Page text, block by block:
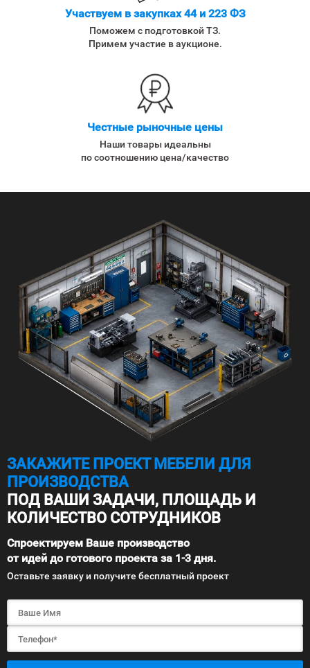
Участвуем в закупках 44 и 223 ФЗ
Поможем с подготовкой ТЗ.
Примем участие в аукционе.
Честные рыночные цены
Наши товары идеальны
по соотношению цена/качество
ЗАКАЖИТЕ ПРОЕКТ МЕБЕЛИ ДЛЯ
ПРОИЗВОДСТВА
ПОД ВАШИ ЗАДАЧИ, ПЛОЩАДЬ И
КОЛИЧЕСТВО СОТРУДНИКОВ
Спроектируем Ваше производство
от идей до готового проекта за 1-3 дня.
Оставьте заявку и получите бесплатный проект